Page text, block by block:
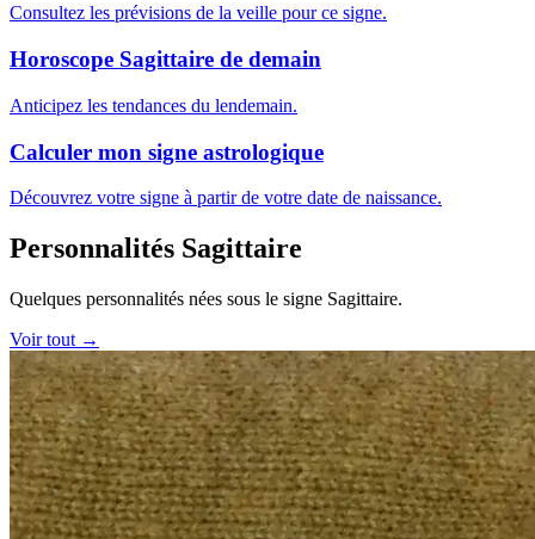
Consultez les prévisions de la veille pour ce signe.
Horoscope Sagittaire de demain
Anticipez les tendances du lendemain.
Calculer mon signe astrologique
Découvrez votre signe à partir de votre date de naissance.
Personnalités Sagittaire
Quelques personnalités nées sous le signe Sagittaire.
Voir tout →